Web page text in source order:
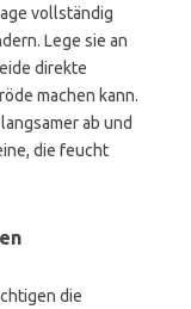
vollständig
Lege sie an
direkte
machen kann.
ab und
die feucht
die